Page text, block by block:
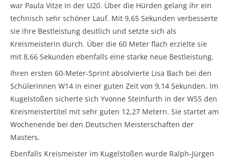
war Paula Vitze in der U20. Über die Hürden gelang ihr ein
technisch sehr schöner Lauf. Mit 9,65 Sekunden verbesserte
sie ihre Bestleistung deutlich und setzte sich als
Kreismeisterin durch. Über die 60 Meter flach erzielte sie
mit 8,66 Sekunden ebenfalls eine starke neue Bestleistung.
Ihren ersten 60-Meter-Sprint absolvierte Lisa Bach bei den
Schülerinnen W14 in einer guten Zeit von 9,14 Sekunden. Im
Kugelstoßen sicherte sich Yvonne Steinfurth in der W55 den
Kreismeistertitel mit sehr guten 12,27 Metern. Sie startet am
Wochenende bei den Deutschen Meisterschaften der
Masters.
Ebenfalls Kreismeister im Kugelstoßen wurde Ralph-Jürgen